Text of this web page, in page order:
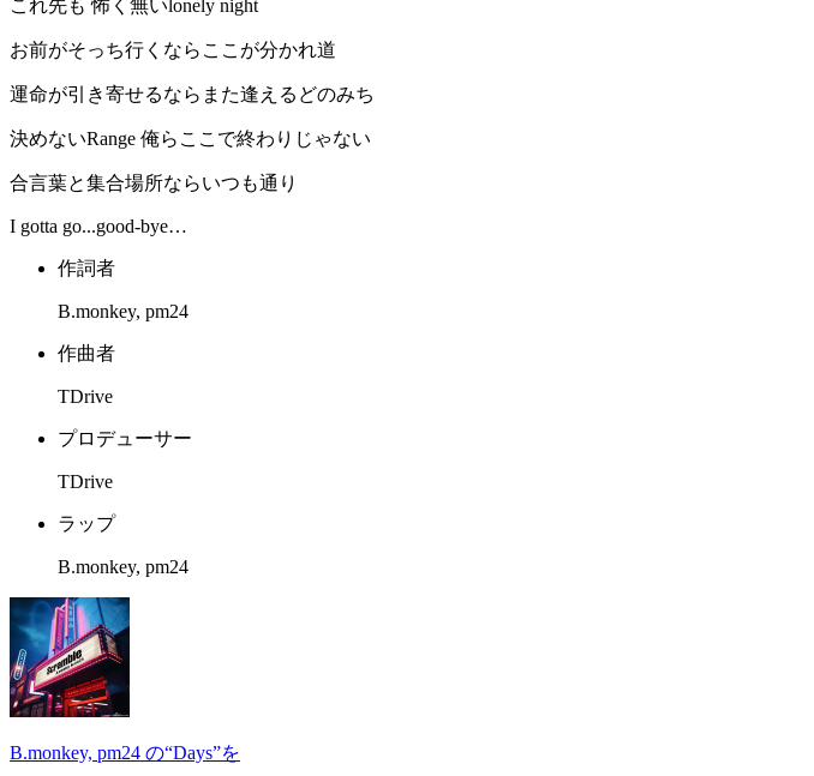
これ先も 怖く無いlonely night
お前がそっち行くならここが分かれ道
運命が引き寄せるならまた逢えるどのみち
決めないRange 俺らここで終わりじゃない
合言葉と集合場所ならいつも通り
I gotta go...good-bye…
作詞者
B.monkey, pm24
作曲者
TDrive
プロデューサー
TDrive
ラップ
B.monkey, pm24
B.monkey, pm24 の“Days”を